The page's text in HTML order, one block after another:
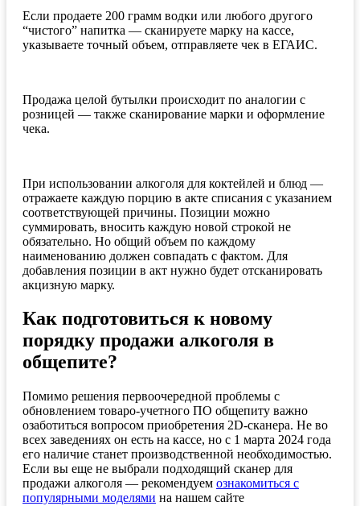
Если продаете 200 грамм водки или любого другого
“чистого” напитка — сканируете марку на кассе,
указываете точный объем, отправляете чек в ЕГАИС.
Продажа целой бутылки происходит по аналогии с
розницей — также сканирование марки и оформление
чека.
При использовании алкоголя для коктейлей и блюд —
отражаете каждую порцию в акте списания с указанием
соответствующей причины. Позиции можно
суммировать, вносить каждую новой строкой не
обязательно. Но общий объем по каждому
наименованию должен совпадать с фактом. Для
добавления позиции в акт нужно будет отсканировать
акцизную марку.
Как подготовиться к новому
порядку продажи алкоголя в
общепите?
Помимо решения первоочередной проблемы с
обновлением товаро-учетного ПО общепиту важно
озаботиться вопросом приобретения 2D-сканера. Не во
всех заведениях он есть на кассе, но с 1 марта 2024 года
его наличие станет производственной необходимостью.
Если вы еще не выбрали подходящий сканер для
продажи алкоголя — рекомендуем ознакомиться с
популярными моделями на нашем сайте